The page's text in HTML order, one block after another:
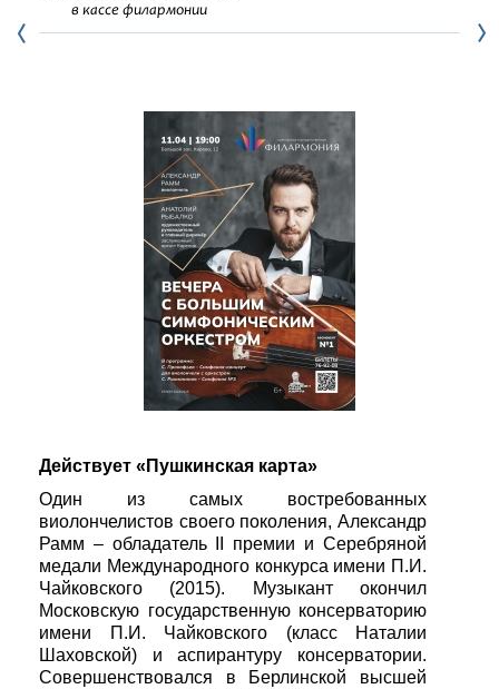
в кассе филармонии
Действует «Пушкинская карта»
Один из самых востребованных
виолончелистов своего поколения, Александр
Рамм – обладатель II премии и Серебряной
медали Международного конкурса имени П.И.
Чайковского (2015). Музыкант окончил
Московскую государственную консерваторию
имени П.И. Чайковского (класс Наталии
Шаховской) и аспирантуру консерватории.
Совершенствовался в Берлинской высшей